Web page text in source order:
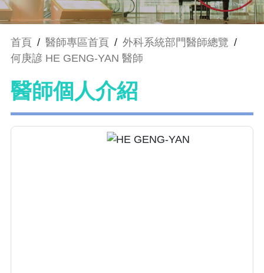
首頁 / 醫師專區首頁 / 外科系統部門醫師總覽 /
何庚諺 HE GENG-YAN 醫師
醫師個人介紹